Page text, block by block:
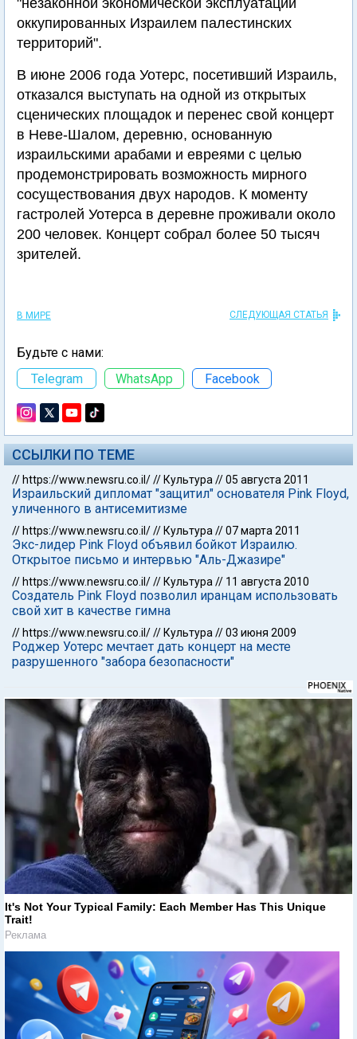
"незаконной экономической эксплуатации
оккупированных Израилем палестинских
территорий".
В июне 2006 года Уотерс, посетивший Израиль,
отказался выступать на одной из открытых
сценических площадок и перенес свой концерт
в Неве-Шалом, деревню, основанную
израильскими арабами и евреями с целью
продемонстрировать возможность мирного
сосуществования двух народов. К моменту
гастролей Уотерса в деревне проживали около
200 человек. Концерт собрал более 50 тысяч
зрителей.
В МИРЕ СЛЕДУЮЩАЯ СТАТЬЯ
Будьте с нами:
Telegram
WhatsApp Facebook
ССЫЛКИ ПО ТЕМЕ
// https://www.newsru.co.il/// Культура //05 августа 2011
Израильский дипломат "защитил" основателя Pink Floyd,
уличенного в антисемитизме
// https://www.newsru.co.il/// Культура //07 марта 2011
Экс-лидер Pink Floyd объявил бойкот Израилю.
Открытое письмо и интервью "Аль-Джазире"
// https://www.newsru.co.il/// Культура // 11 августа 2010
Создатель Pink Floyd позволил иранцам использовать
свой хит в качестве гимна
// https://www.newsru.co.il/// Культура //03 июня 2009
Роджер Уотерс мечтает дать концерт на месте
разрушенного "забора безопасности"
It's Not Your Typical Family: Each Member Has This Unique
Trait!
Реклама